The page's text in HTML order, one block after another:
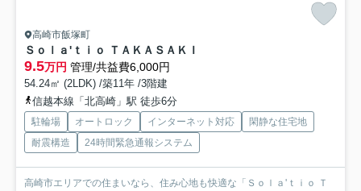
高崎市飯塚町
Ｓｏｌａ'ｔｉｏ ＴＡＫＡＳＡＫＩ
9.5万円 管理/共益費6,000円
54.24㎡ (2LDK) /築11年 /3階建
信越本線「北高崎」駅 徒歩6分
駐輪場 オートロック インターネット対応
閑静な住宅地
耐震構造
24時間緊急通報システム
高崎市エリアでの住まいなら、住み心地も快適な「Ｓｏｌａ'ｔｉｏ Ｔ